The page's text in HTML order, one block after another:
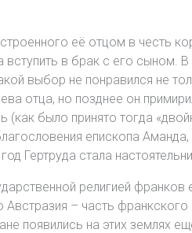
её отцом в честь
в брак с его
выбор не понравился не
отца, но позднее он
было принято тогда
епископа
Гертруда стала
религией
Австразия – часть
появились на этих землях